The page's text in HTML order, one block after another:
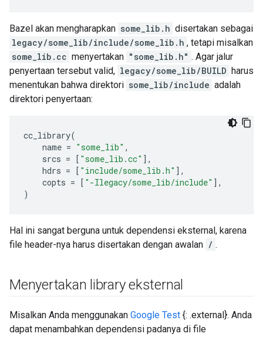
Bazel akan mengharapkan some_lib.h disertakan sebagai
legacy/some_lib/include/some_lib.h , tetapi misalkan
some_lib.cc menyertakan "some_lib.h" . Agar jalur
penyertaan tersebut valid, legacy/some_lib/BUILD harus
menentukan bahwa direktori some_lib/include adalah
direktori penyertaan:
cc_library(
name = "some_lib" ,
srcs = [ "some_lib.cc" ],
hdrs = [ "include/some_lib.h" ],
copts = [ "-Ilegacy/some_lib/include" ],
)
Hal ini sangat berguna untuk dependensi eksternal, karena
file header-nya harus disertakan dengan awalan / .
Menyertakan library eksternal
Misalkan Anda menggunakan Google Test {: .external}. Anda
dapat menambahkan dependensi padanya di file